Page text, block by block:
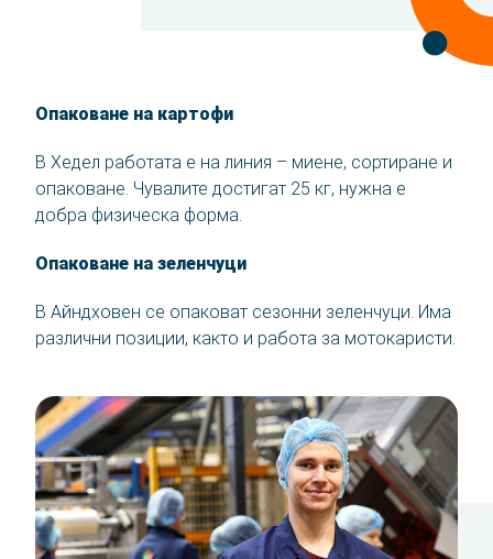
Опаковане на картофи
В Хедел работата е на линия – миене, сортиране и
опаковане. Чувалите достигат 25 кг, нужна е
добра физическа форма.
Опаковане на зеленчуци
В Айндховен се опаковат сезонни зеленчуци. Има
различни позиции, както и работа за мотокаристи.